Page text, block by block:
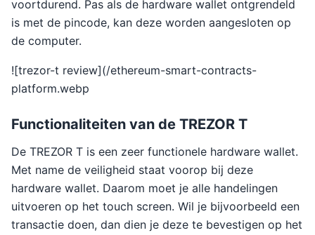
voortdurend. Pas als de hardware wallet ontgrendeld
is met de pincode, kan deze worden aangesloten op
de computer.
![trezor-t review](/ethereum-smart-contracts-
platform.webp
Functionaliteiten van de TREZOR T
De TREZOR T is een zeer functionele hardware wallet.
Met name de veiligheid staat voorop bij deze
hardware wallet. Daarom moet je alle handelingen
uitvoeren op het touch screen. Wil je bijvoorbeeld een
transactie doen, dan dien je deze te bevestigen op het